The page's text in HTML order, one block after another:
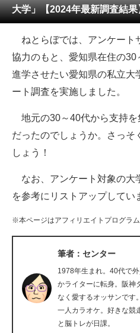
メディア
注目記事を集めた総合ページ
ITの今と未来を見通す
スマホと通信の最新トレンド
ビジネスと働き方のヒント
AI活用のいまが分かる
マーケ×ITの今がよく分かる
ITエンジニア向け専門サイト
企業向けIT製品の総合サイト
大学」【2024年最新調査結果
ねとらぼでは、アンケート
協力のもと、愛知県在住の
進学させたい愛知県の私立大
ート調査を実施しました。
地元の30～40代から支持を
だったのでしょうか。さっそ
しょう！
なお、アンケート対象の大
を参考にリストアップしてい
※本ページはアフィリエイトプログラ
筆者：センター
1978年生まれ。40代で
かライターに転身。阪神
なく愛するオッサンです
一人カラオケ。好きな競
と脳トレが日課。